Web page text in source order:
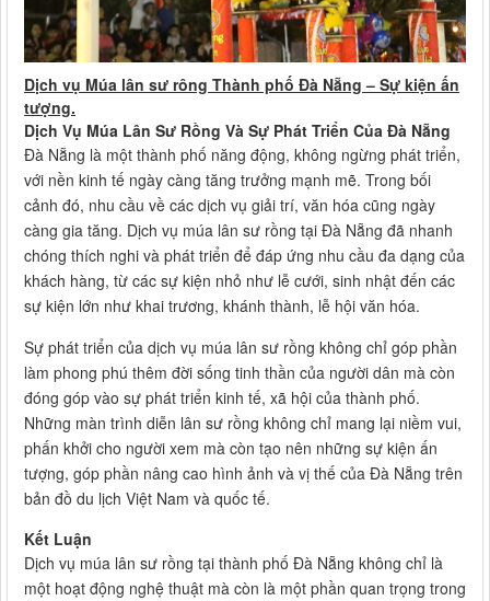
Dịch vụ Múa lân sư rông Thành phố Đà Nẵng – Sự kiện ấn
tượng.
Dịch Vụ Múa Lân Sư Rồng Và Sự Phát Triển Của Đà Nẵng
Đà Nẵng là một thành phố năng động, không ngừng phát triển,
với nền kinh tế ngày càng tăng trưởng mạnh mẽ. Trong bối
cảnh đó, nhu cầu về các dịch vụ giải trí, văn hóa cũng ngày
càng gia tăng. Dịch vụ múa lân sư rồng tại Đà Nẵng đã nhanh
chóng thích nghi và phát triển để đáp ứng nhu cầu đa dạng của
khách hàng, từ các sự kiện nhỏ như lễ cưới, sinh nhật đến các
sự kiện lớn như khai trương, khánh thành, lễ hội văn hóa.
Sự phát triển của dịch vụ múa lân sư rồng không chỉ góp phần
làm phong phú thêm đời sống tinh thần của người dân mà còn
đóng góp vào sự phát triển kinh tế, xã hội của thành phố.
Những màn trình diễn lân sư rồng không chỉ mang lại niềm vui,
phấn khởi cho người xem mà còn tạo nên những sự kiện ấn
tượng, góp phần nâng cao hình ảnh và vị thế của Đà Nẵng trên
bản đồ du lịch Việt Nam và quốc tế.
Kết Luận
Dịch vụ múa lân sư rồng tại thành phố Đà Nẵng không chỉ là
một hoạt động nghệ thuật mà còn là một phần quan trọng trong